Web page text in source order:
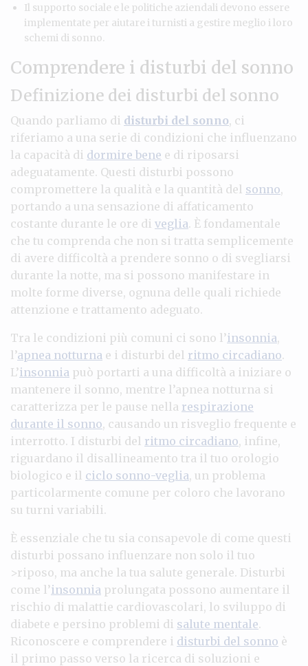
Il supporto sociale e le politiche aziendali devono essere
implementate per aiutare i turnisti a gestire meglio i loro
schemi di sonno.
Comprendere i disturbi del sonno
Definizione dei disturbi del sonno
Quando parliamo di disturbi del sonno, ci
riferiamo a una serie di condizioni che influenzano
la capacità di dormire bene e di riposarsi
adeguatamente. Questi disturbi possono
compromettere la qualità e la quantità del sonno,
portando a una sensazione di affaticamento
costante durante le ore di veglia. È fondamentale
che tu comprenda che non si tratta semplicemente
di avere difficoltà a prendere sonno o di svegliarsi
durante la notte, ma si possono manifestare in
molte forme diverse, ognuna delle quali richiede
attenzione e trattamento adeguato.
Tra le condizioni più comuni ci sono l’insonnia,
l’apnea notturna e i disturbi del ritmo circadiano.
L’insonnia può portarti a una difficoltà a iniziare o
mantenere il sonno, mentre l’apnea notturna si
caratterizza per le pause nella respirazione
durante il sonno, causando un risveglio frequente e
interrotto. I disturbi del ritmo circadiano, infine,
riguardano il disallineamento tra il tuo orologio
biologico e il ciclo sonno-veglia, un problema
particolarmente comune per coloro che lavorano
su turni variabili.
È essenziale che tu sia consapevole di come questi
disturbi possano influenzare non solo il tuo
>riposo, ma anche la tua salute generale. Disturbi
come l’insonnia prolungata possono aumentare il
rischio di malattie cardiovascolari, lo sviluppo di
diabete e persino problemi di salute mentale.
Riconoscere e comprendere i disturbi del sonno è
il primo passo verso la ricerca di soluzioni e